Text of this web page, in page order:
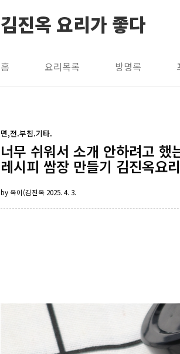
김진옥 요리가 좋다
홈 요리목록 방명록
면,전.부침.기타.
너무 쉬워서 소개 안하려고
레시피 쌈장 만들기 김진옥요
by 옥이(김진옥 2025. 4. 3.